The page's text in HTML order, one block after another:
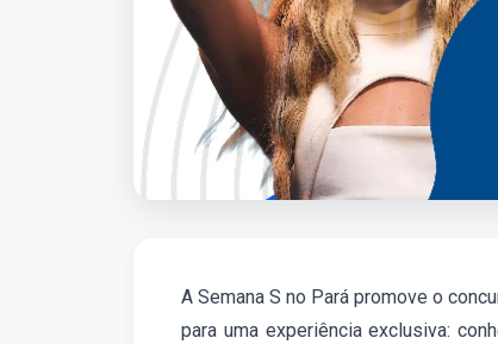
A Semana S no Pará promove o
para uma experiência exclusiva: